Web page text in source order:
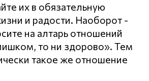
их в обязательную
и радости. Наоборот -
на алтарь отношений
то ни здорово». Тем
такое же отношение